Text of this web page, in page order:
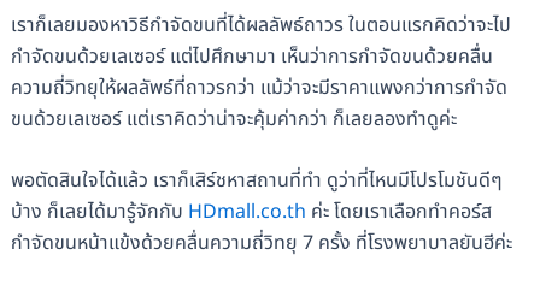
เราก็เลยมองหาวิธีกำจัดขนที่ได้ผลลัพธ์ถาวร ในตอนแรกคิดว่าจะไป
กำจัดขนด้วยเลเซอร์ แต่ไปศึกษามา เห็นว่าการกำจัดขนด้วยคลื่น
ความถี่วิทยุให้ผลลัพธ์ที่ถาวรกว่า แม้ว่าจะมีราคาแพงกว่าการกำจัด
ขนด้วยเลเซอร์ แต่เราคิดว่าน่าจะคุ้มค่ากว่า ก็เลยลองทำดูค่ะ
พอตัดสินใจได้แล้ว เราก็เสิร์ชหาสถานที่ทำ ดูว่าที่ไหนมีโปรโมชันดีๆ
บ้าง ก็เลยได้มารู้จักกับ HDmall.co.th ค่ะ โดยเราเลือกทำคอร์ส
กำจัดขนหน้าแข้งด้วยคลื่นความถี่วิทยุ 7 ครั้ง ที่โรงพยาบาลยันฮีค่ะ